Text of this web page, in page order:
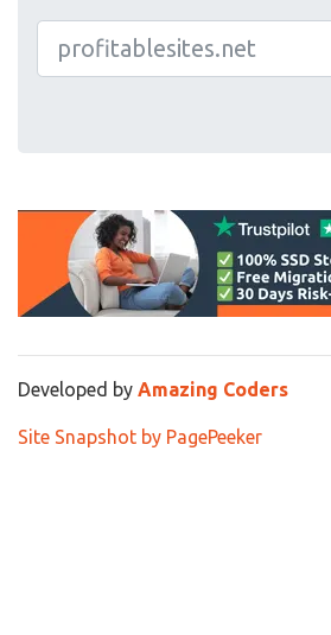
Developed by Amazing Coders
Site Snapshot by PagePeeker